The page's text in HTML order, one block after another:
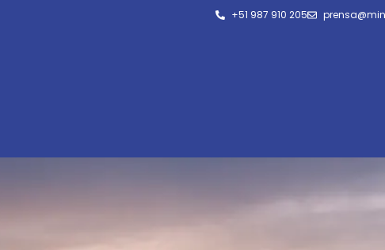
+51 987 910 205